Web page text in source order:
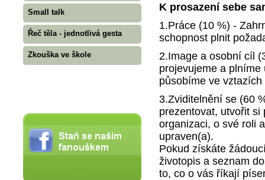
Small talk
Řeč těla - jednotlivá gesta
Zkouška ve škole
K prosazení sebe
1.Práce (10 %) -
schopnost plnit
2.Image a osobní cíl
projevujeme a
působíme ve
3.Zviditelnění se (60
prezentovat, utvořit
organizaci, o své roli
upraven(a).
Pokud získáte
životopis a seznam
to, co o vás říkají